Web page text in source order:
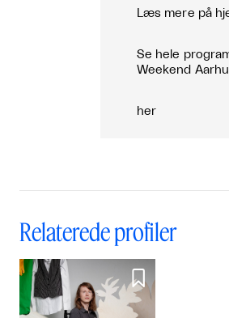
Læs mere på
Se hele
Weekend
her
Relaterede profiler
